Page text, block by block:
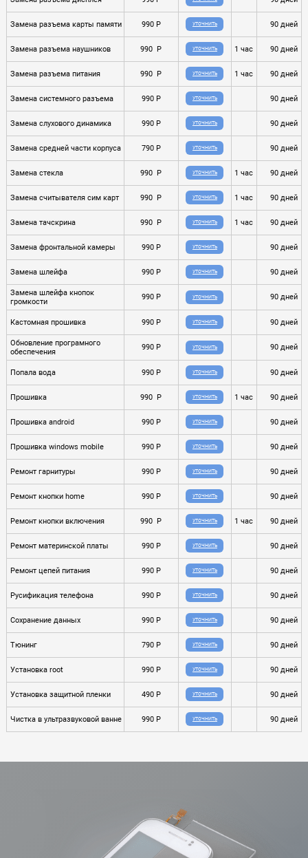
Замена разъема карты памяти 990 P УТОЧНИТЬ 90 дней
Замена разъема наушников 990 P УТОЧНИТЬ 1 час 90 дней
Замена разъема питания 990 P УТОЧНИТЬ 1 час 90 дней
Замена системного разъема 990 P УТОЧНИТЬ 90 дней
Замена слухового динамика 990 P УТОЧНИТЬ 90 дней
Замена средней части корпуса 790 P УТОЧНИТЬ 90 дней
Замена стекла 990 P УТОЧНИТЬ 1 час 90 дней
Замена считывателя сим карт 990 P УТОЧНИТЬ 1 час 90 дней
Замена тачскрина 990 P УТОЧНИТЬ 1 час 90 дней
Замена фронтальной камеры 990 P УТОЧНИТЬ 90 дней
Замена шлейфа 990 P УТОЧНИТЬ 90 дней
Замена шлейфа кнопок
громкости
990 P УТОЧНИТЬ 90 дней
Кастомная прошивка 990 P УТОЧНИТЬ 90 дней
Обновление програмного
обеспечения
990 P УТОЧНИТЬ 90 дней
Попала вода 990 P УТОЧНИТЬ 90 дней
Прошивка 990 P УТОЧНИТЬ 1 час 90 дней
Прошивка android 990 P УТОЧНИТЬ 90 дней
Прошивка windows mobile 990 P УТОЧНИТЬ 90 дней
Ремонт гарнитуры 990 P УТОЧНИТЬ 90 дней
Ремонт кнопки home 990 P УТОЧНИТЬ 90 дней
Ремонт кнопки включения 990 P УТОЧНИТЬ 1 час 90 дней
Ремонт материнской платы 990 P УТОЧНИТЬ 90 дней
Ремонт цепей питания 990 P УТОЧНИТЬ 90 дней
Русификация телефона 990 P УТОЧНИТЬ 90 дней
Сохранение данных 990 P УТОЧНИТЬ 90 дней
Тюнинг 790 P УТОЧНИТЬ 90 дней
Установка root 990 P УТОЧНИТЬ 90 дней
Установка защитной пленки 490 P УТОЧНИТЬ 90 дней
Чистка в ультразвуковой ванне 990 P УТОЧНИТЬ 90 дней